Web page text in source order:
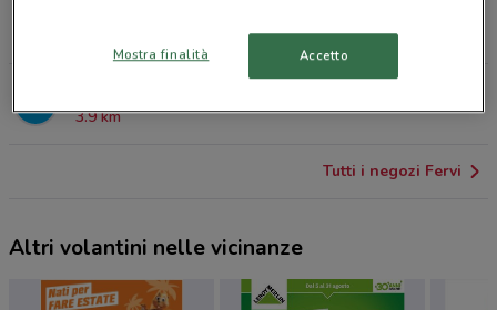
3.9 km
Tutti i negozi Fervi
Altri volantini nelle vicinanze
Mostra finalità Accetto